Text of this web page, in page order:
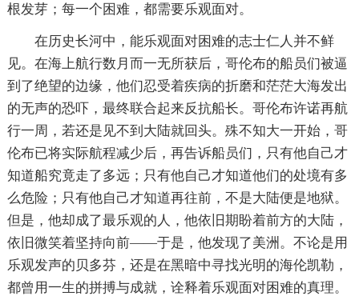
根发芽；每一个困难，都需要乐观面对。
在历史长河中，能乐观面对困难的志士仁人并不鲜
见。在海上航行数月而一无所获后，哥伦布的船员们被逼
到了绝望的边缘，他们忍受着疾病的折磨和茫茫大海发出
的无声的恐吓，最终联合起来反抗船长。哥伦布许诺再航
行一周，若还是见不到大陆就回头。殊不知大一开始，哥
伦布已将实际航程减少后，再告诉船员们，只有他自己才
知道船究竟走了多远；只有他自己才知道他们的处境有多
么危险；只有他自己才知道再往前，不是大陆便是地狱。
但是，他却成了最乐观的人，他依旧期盼着前方的大陆，
依旧微笑着坚持向前——于是，他发现了美洲。不论是用
乐观发声的贝多芬，还是在黑暗中寻找光明的海伦凯勒，
都曾用一生的拼搏与成就，诠释着乐观面对困难的真理。